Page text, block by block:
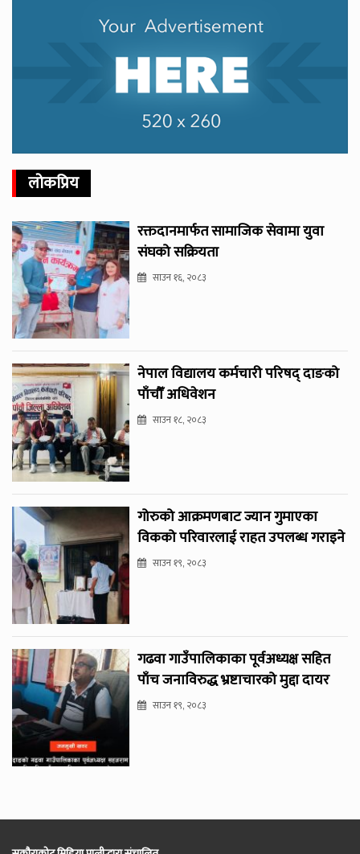
लोकप्रिय
रक्तदानमार्फत सामाजिक सेवामा युवा
संघको सक्रियता
साउन १६, २०८३
नेपाल विद्यालय कर्मचारी परिषद् दाङको
पाँचौँ अधिवेशन
साउन १८, २०८३
गोरुको आक्रमणबाट ज्यान गुमाएका
विकको परिवारलाई राहत उपलब्ध गराइने
साउन १९, २०८३
गढवा गाउँपालिकाका पूर्वअध्यक्ष सहित
पाँच जनाविरुद्ध भ्रष्टाचारको मुद्दा दायर
साउन १९, २०८३